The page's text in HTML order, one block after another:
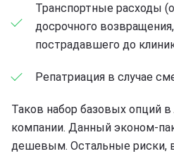
Транспортные расходы
досрочного
пострадавшего до
Репатриация в случае
Таков набор базовых опций
компании. Данный эконом-
дешевым. Остальные риски,